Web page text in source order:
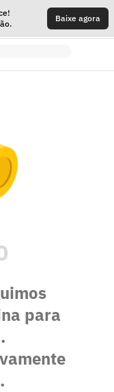
Baixe agora
para